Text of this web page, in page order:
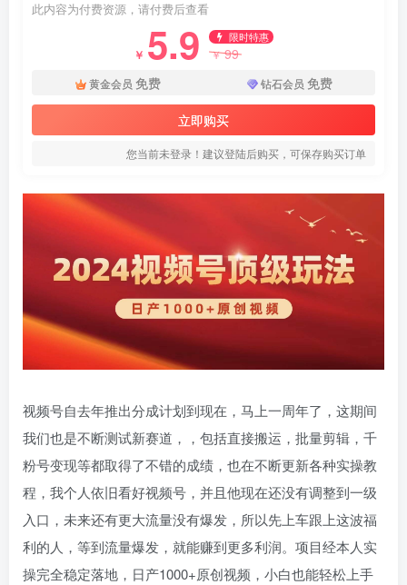
此内容为付费资源，请付费后查看
￥ 5.9 限时特惠
￥99
黄金会员 免费 钻石会员 免费
立即购买
您当前未登录！建议登陆后购买，可保存购买订单
视频号自去年推出分成计划到现在，马上一周年了，这期间
我们也是不断测试新赛道，，包括直接搬运，批量剪辑，千
粉号变现等都取得了不错的成绩，也在不断更新各种实操教
程，我个人依旧看好视频号，并且他现在还没有调整到一级
入口，未来还有更大流量没有爆发，所以先上车跟上这波福
利的人，等到流量爆发，就能赚到更多利润。项目经本人实
操完全稳定落地，日产1000+原创视频，小白也能轻松上手